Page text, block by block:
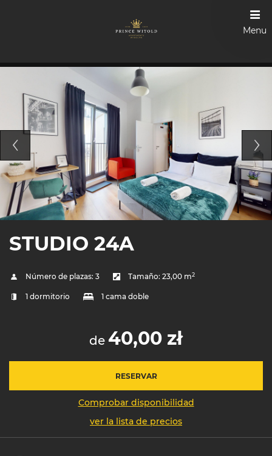
Menu
STUDIO 24A
Número de plazas: 3 Tamaño: 23,00 m2
1 dormitorio 1 cama doble
de 40,00 zł
RESERVAR
Comprobar disponibilidad
ver la lista de precios